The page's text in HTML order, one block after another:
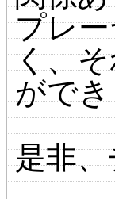
プレ
く、
がで
是非